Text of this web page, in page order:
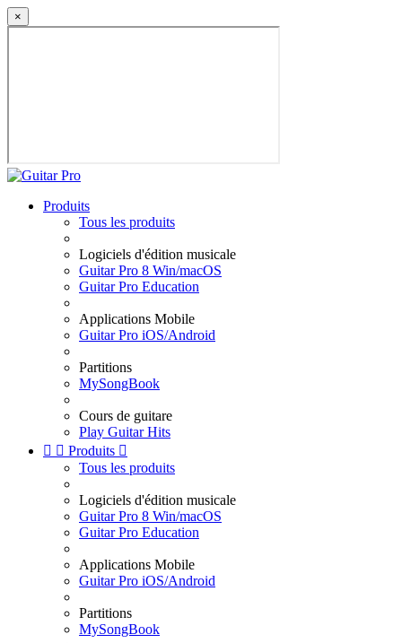
×
Produits
Tous les produits
Logiciels d'édition musicale
Guitar Pro 8 Win/macOS
Guitar Pro Education
Applications Mobile
Guitar Pro iOS/Android
Partitions
MySongBook
Cours de guitare
Play Guitar Hits
  Produits 
Tous les produits
Logiciels d'édition musicale
Guitar Pro 8 Win/macOS
Guitar Pro Education
Applications Mobile
Guitar Pro iOS/Android
Partitions
MySongBook